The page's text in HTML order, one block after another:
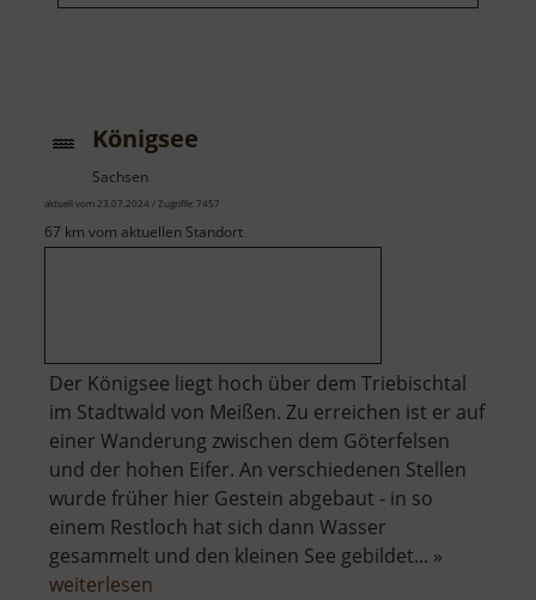
Königsee
Sachsen
aktuell vom 23.07.2024 / Zugriffe: 7457
67 km vom aktuellen Standort
Der Königsee liegt hoch über dem Triebischtal
im Stadtwald von Meißen. Zu erreichen ist er auf
einer Wanderung zwischen dem Göterfelsen
und der hohen Eifer. An verschiedenen Stellen
wurde früher hier Gestein abgebaut - in so
einem Restloch hat sich dann Wasser
gesammelt und den kleinen See gebildet... »
weiterlesen